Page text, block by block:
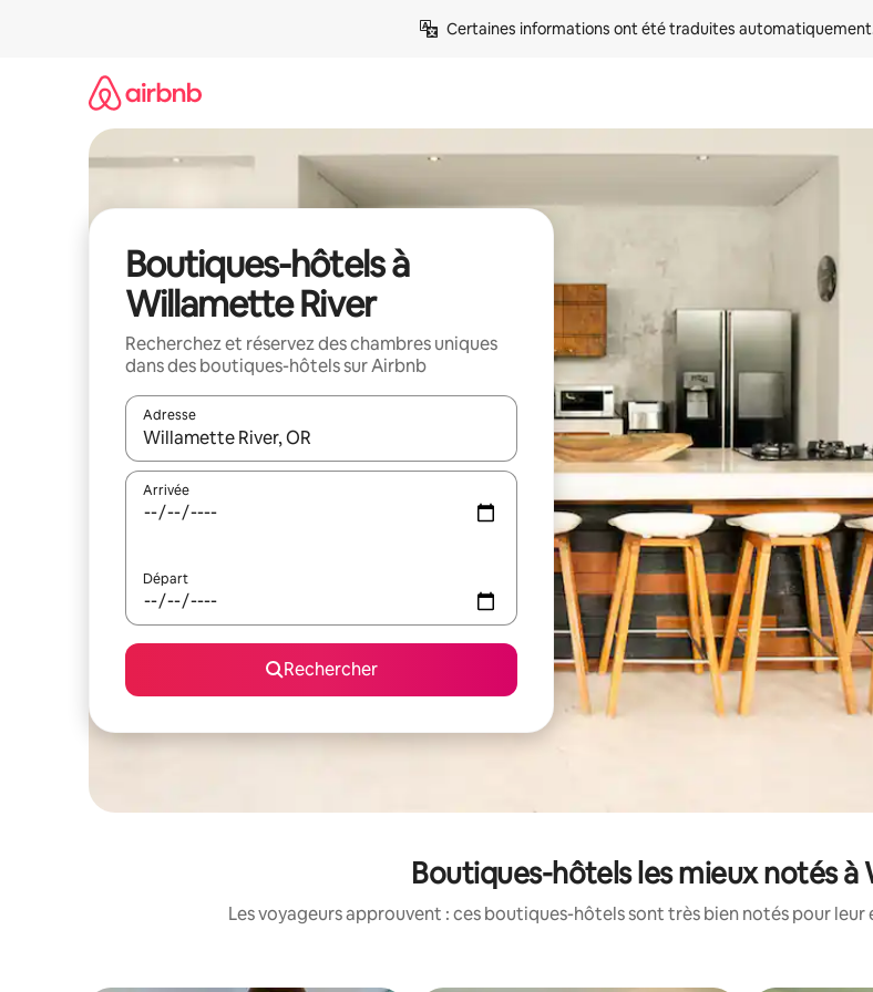
Certaines informations ont été traduites
Boutiques-hôtels à
Willamette River
Recherchez et réservez des chambres uniques
dans des boutiques-hôtels sur Airbnb
Adresse
Lorsque les résultats s'affichent, utilisez les flèches vers le haut et vers le bas pour les parcourir ou en
Arrivée
Départ
Rechercher
Boutiques-hôtels les mieux notés à
Les voyageurs approuvent : ces boutiques-hôtels sont très bien notés pour